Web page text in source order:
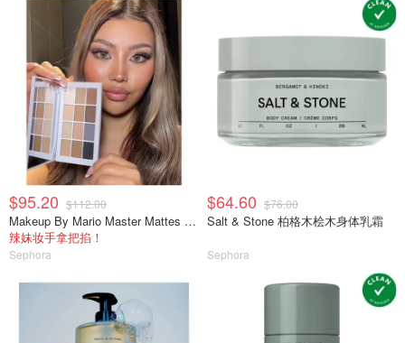
$95.20 $112.00
Makeup By Mario Master Mattes 中性眼影盘
辣妹妆手拿把掐！
Sephora
$64.60 $76.00
Salt & Stone 柏格木桧木身体乳霜
Sephora